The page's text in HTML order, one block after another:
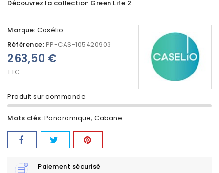
Découvrez la collection Green Life 2
Marque: Casélio
Référence: PP-CAS-105420903
Produit sur commande
263,50 €
TTC
Mots clés: Panoramique Cabane
Paiement sécurisé